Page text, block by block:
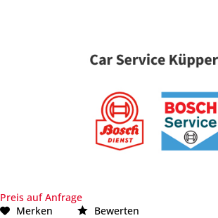
Preis auf Anfrage
Merken
Bewerten